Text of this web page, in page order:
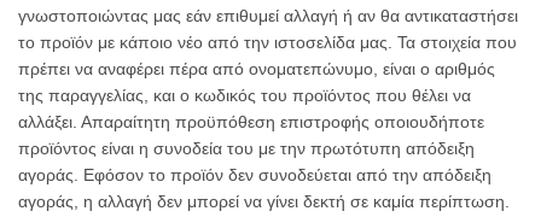
γνωστοποιώντας μας εάν επιθυμεί αλλαγή ή αν θα αντικαταστήσει
το προϊόν με κάποιο νέο από την ιστοσελίδα μας. Τα στοιχεία που
πρέπει να αναφέρει πέρα από ονοματεπώνυμο, είναι ο αριθμός
της παραγγελίας, και ο κωδικός του προϊόντος που θέλει να
αλλάξει. Απαραίτητη προϋπόθεση επιστροφής οποιουδήποτε
προϊόντος είναι η συνοδεία του με την πρωτότυπη απόδειξη
αγοράς. Εφόσον το προϊόν δεν συνοδεύεται από την απόδειξη
αγοράς, η αλλαγή δεν μπορεί να γίνει δεκτή σε καμία περίπτωση.